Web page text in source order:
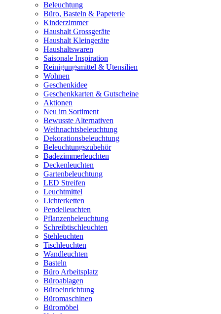
Beleuchtung
Büro, Basteln & Papeterie
Kinderzimmer
Haushalt Grossgeräte
Haushalt Kleingeräte
Haushaltswaren
Saisonale Inspiration
Reinigungsmittel & Utensilien
Wohnen
Geschenkidee
Geschenkkarten & Gutscheine
Aktionen
Neu im Sortiment
Bewusste Alternativen
Weihnachtsbeleuchtung
Dekorationsbeleuchtung
Beleuchtungszubehör
Badezimmerleuchten
Deckenleuchten
Gartenbeleuchtung
LED Streifen
Leuchtmittel
Lichterketten
Pendelleuchten
Pflanzenbeleuchtung
Schreibtischleuchten
Stehleuchten
Tischleuchten
Wandleuchten
Basteln
Büro Arbeitsplatz
Büroablagen
Büroeinrichtung
Büromaschinen
Büromöbel